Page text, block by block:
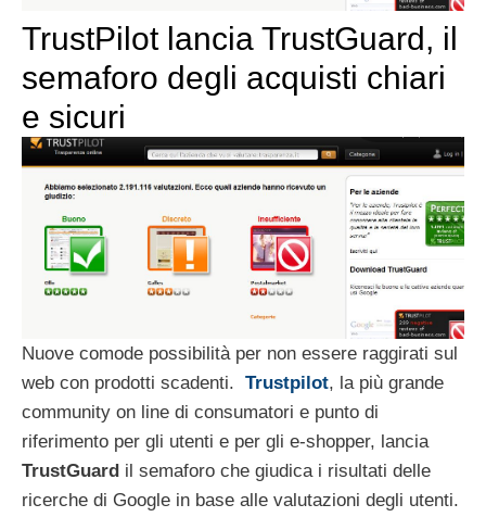
TrustPilot lancia TrustGuard, il
semaforo degli acquisti chiari
e sicuri
Nuove comode possibilità per non essere raggirati sul
web con prodotti scadenti. Trustpilot, la più grande
community on line di consumatori e punto di
riferimento per gli utenti e per gli e-shopper, lancia
TrustGuard il semaforo che giudica i risultati delle
ricerche di Google in base alle valutazioni degli utenti.